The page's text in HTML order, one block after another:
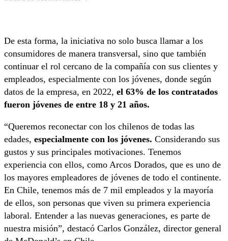
De esta forma, la iniciativa no solo busca llamar a los
consumidores de manera transversal, sino que también
continuar el rol cercano de la compañía con sus clientes y
empleados, especialmente con los jóvenes, donde según
datos de la empresa, en 2022, el 63% de los contratados
fueron jóvenes de entre 18 y 21 años.
“Queremos reconectar con los chilenos de todas las
edades, especialmente con los jóvenes. Considerando sus
gustos y sus principales motivaciones. Tenemos
experiencia con ellos, como Arcos Dorados, que es uno de
los mayores empleadores de jóvenes de todo el continente.
En Chile, tenemos más de 7 mil empleados y la mayoría
de ellos, son personas que viven su primera experiencia
laboral. Entender a las nuevas generaciones, es parte de
nuestra misión”, destacó Carlos González, director general